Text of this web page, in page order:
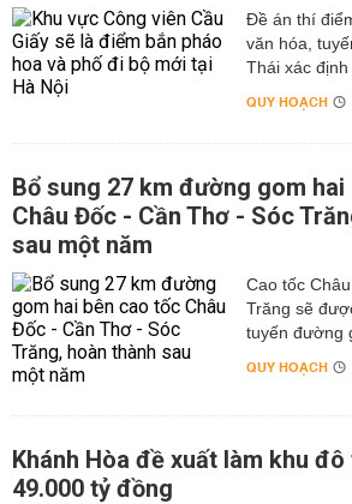
Đề án thí
văn hóa,
Thái xác định
QUY HOẠCH
Bổ sung 27 km đường gom
Châu Đốc - Cần Thơ - Sóc
sau một năm
Cao tốc
Trăng sẽ
tuyến đường
QUY HOẠCH
Khánh Hòa đề xuất làm khu
49.000 tỷ đồng